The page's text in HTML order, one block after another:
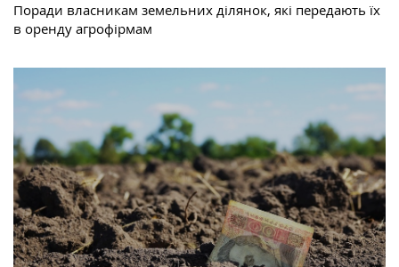
Поради власникам земельних ділянок, які передають їх
в оренду агрофірмам